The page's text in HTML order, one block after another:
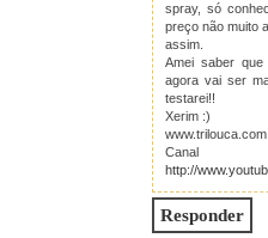
spray, só
preço não muito
assim.
Amei saber
agora vai ser
testarei!!
Xerim :)
www.trilouca.com
http://
Responder